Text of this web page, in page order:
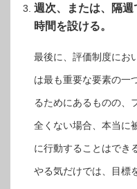
週次、または、隔
時間を設ける。
最後に、評価制度にお
は最も重要な要素の一
るためにあるものの、
全くない場合、本当に
に行動することはでき
やる気だけでは、目標